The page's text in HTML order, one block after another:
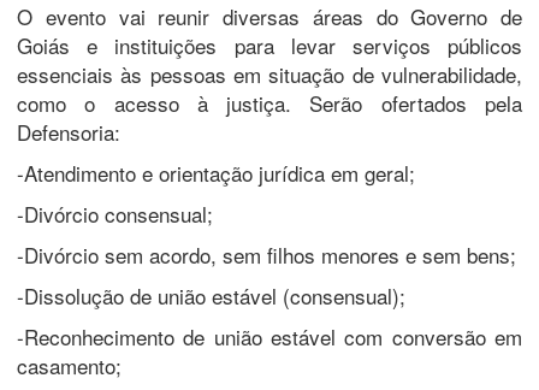
O evento vai reunir diversas áreas do Governo de
Goiás e instituições para levar serviços públicos
essenciais às pessoas em situação de vulnerabilidade,
como o acesso à justiça. Serão ofertados pela
Defensoria:
-Atendimento e orientação jurídica em geral;
-Divórcio consensual;
-Divórcio sem acordo, sem filhos menores e sem bens;
-Dissolução de união estável (consensual);
-Reconhecimento de união estável com conversão em
casamento;